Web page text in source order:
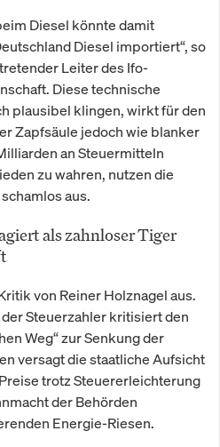
Diesel könnte damit
Diesel importiert“, so
Leiter des Ifo-
Diese technische
plausibel klingen, wirkt für den
Zapfsäule jedoch wie blanker
an Steuermitteln
zu wahren, nutzen die
aus.
als zahnloser Tiger
von Reiner Holznagel aus.
Steuerzahler kritisiert den
Weg“ zur Senkung der
versagt die staatliche Aufsicht
trotz Steuererleichterung
der Behörden
Energie-Riesen.